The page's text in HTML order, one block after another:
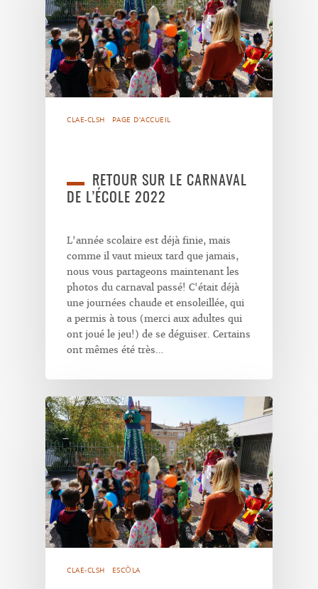
CLAE-CLSH PAGE D'ACCUEIL
RETOUR SUR LE CARNAVAL
DE L’ÉCOLE 2022
L'année scolaire est déjà finie, mais
comme il vaut mieux tard que jamais,
nous vous partageons maintenant les
photos du carnaval passé! C'était déjà
une journées chaude et ensoleillée, qui
a permis à tous (merci aux adultes qui
ont joué le jeu!) de se déguiser. Certains
ont mêmes été très…
CLAE-CLSH ESCÒLA